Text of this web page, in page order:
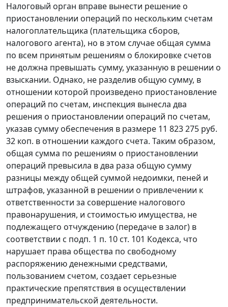
Налоговый орган вправе вынести решение о
приостановлении операций по нескольким счетам
налогоплательщика (плательщика сборов,
налогового агента), но в этом случае общая сумма
по всем принятым решениям о блокировке счетов
не должна превышать сумму, указанную в решении о
взыскании. Однако, не разделив общую сумму, в
отношении которой произведено приостановление
операций по счетам, инспекция вынесла два
решения о приостановлении операций по счетам,
указав сумму обеспечения в размере 11 823 275 руб.
32 коп. в отношении каждого счета. Таким образом,
общая сумма по решениям о приостановлении
операций превысила в два раза общую сумму
разницы между общей суммой недоимки, пеней и
штрафов, указанной в решении о привлечении к
ответственности за совершение налогового
правонарушения, и стоимостью имущества, не
подлежащего отчуждению (передаче в залог) в
соответствии с подп. 1 п. 10 ст. 101 Кодекса, что
нарушает права общества по свободному
распоряжению денежными средствами,
пользованием счетом, создает серьезные
практические препятствия в осуществлении
предпринимательской деятельности.